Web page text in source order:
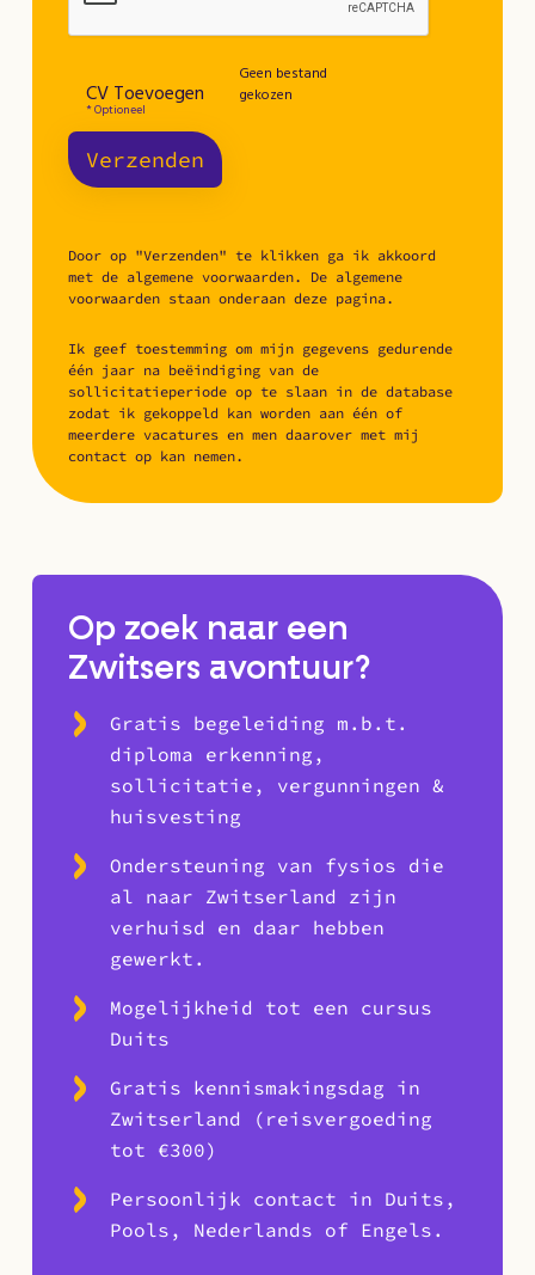
CV Toevoegen
Geen bestand
gekozen
Verzenden
* Optioneel
Door op "Verzenden" te klikken ga ik akkoord
met de algemene voorwaarden. De algemene
voorwaarden staan onderaan deze pagina.
Ik geef toestemming om mijn gegevens gedurende
één jaar na beëindiging van de
sollicitatieperiode op te slaan in de database
zodat ik gekoppeld kan worden aan één of
meerdere vacatures en men daarover met mij
contact op kan nemen.
Op zoek naar een
Zwitsers avontuur?
Gratis begeleiding m.b.t.
diploma erkenning,
sollicitatie, vergunningen &
huisvesting
Ondersteuning van fysios die
al naar Zwitserland zijn
verhuisd en daar hebben
gewerkt.
Mogelijkheid tot een cursus
Duits
Gratis kennismakingsdag in
Zwitserland (reisvergoeding
tot €300)
Persoonlijk contact in Duits,
Pools, Nederlands of Engels.